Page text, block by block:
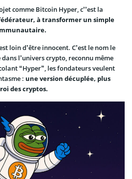
comme Bitcoin Hyper, c’’est la
à transformer un simple
loin d’être innocent. C’est le nom le
l’univers crypto, reconnu même
“Hyper”, les fondateurs veulent
: une version décuplée, plus
des cryptos.